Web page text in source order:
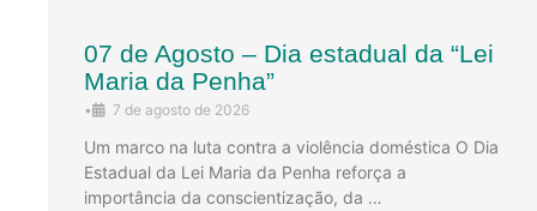
07 de Agosto – Dia estadual da “Lei
Maria da Penha”
• 7 de agosto de 2026
Um marco na luta contra a violência doméstica O Dia
Estadual da Lei Maria da Penha reforça a
importância da conscientização, da …